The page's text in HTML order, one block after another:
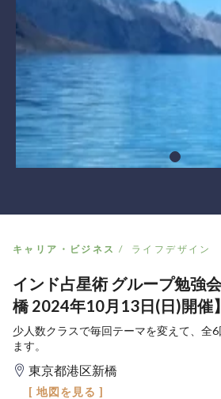
キャリア・ビジネス ライフデザイン
インド占星術 グループ勉強
橋 2024年10月13日(日)開催】
少人数クラスで毎回テーマを変えて、全
ます。
東京都港区新橋
[ 地図を見る ]